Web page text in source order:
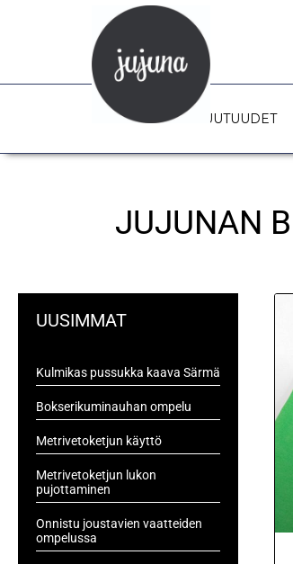
UUTUUDET
JUJUNAN
UUSIMMAT
Kulmikas pussukka kaava Särmä
Bokserikuminauhan ompelu
Metrivetoketjun käyttö
Metrivetoketjun lukon
pujottaminen
Onnistu joustavien vaatteiden
ompelussa